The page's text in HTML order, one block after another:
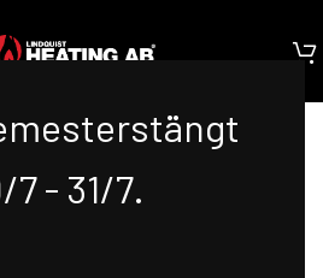
7 - 31/7.